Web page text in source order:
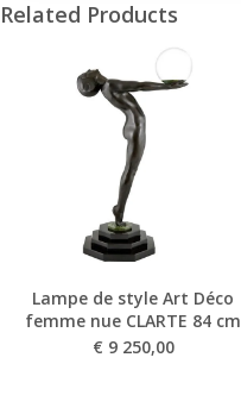
Related Products
Lampe de style Art Déco
femme nue CLARTE 84 cm
€ 9 250,00